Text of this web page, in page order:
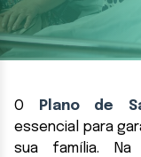
O Plano de
essencial para
sua família. Na